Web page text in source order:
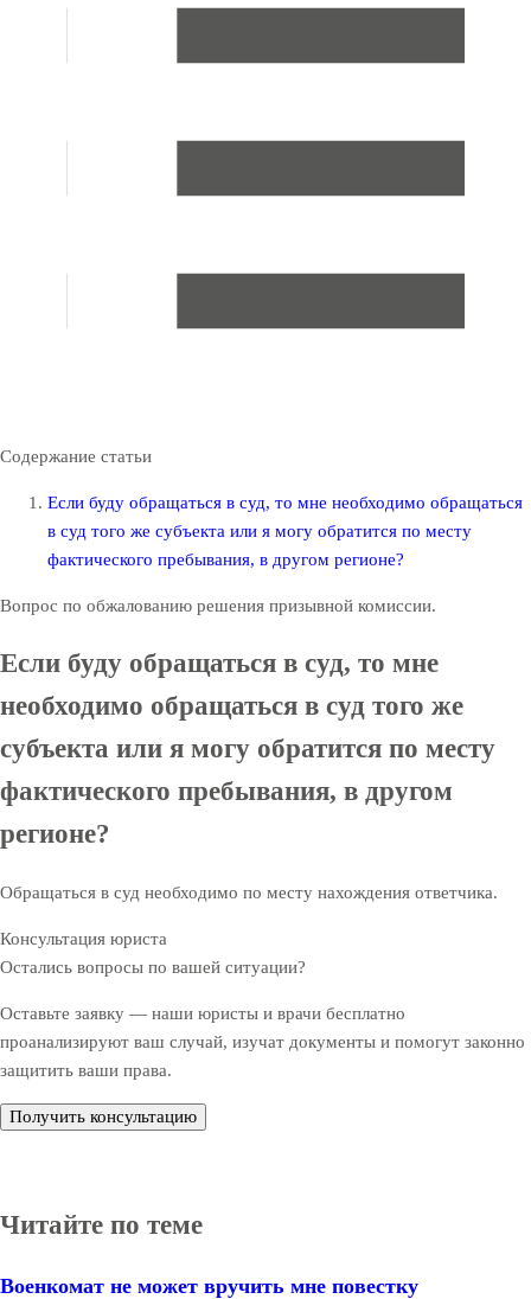
Содержание статьи
Если буду обращаться в суд, то мне необходимо обращаться
в суд того же субъекта или я могу обратится по месту
фактического пребывания, в другом регионе?
Вопрос по обжалованию решения призывной комиссии.
Если буду обращаться в суд, то мне
необходимо обращаться в суд того же
субъекта или я могу обратится по месту
фактического пребывания, в другом
регионе?
Обращаться в суд необходимо по месту нахождения ответчика.
Консультация юриста
Остались вопросы по вашей ситуации?
Оставьте заявку — наши юристы и врачи бесплатно
проанализируют ваш случай, изучат документы и помогут законно
защитить ваши права.
Получить консультацию
Читайте по теме
Военкомат не может вручить мне повестку